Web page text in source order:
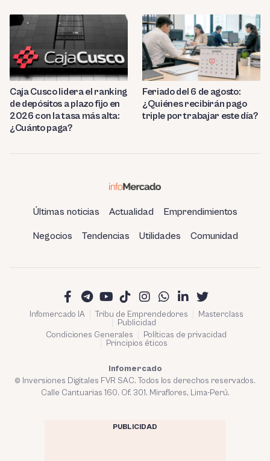
Caja Cusco lidera el ranking
de depósitos a plazo fijo en
2026 con la tasa más alta:
¿Cuánto paga?
Feriado del 6 de agosto:
¿Quiénes recibirán pago
triple por trabajar este día?
Últimas noticias Actualidad Emprendimientos
Negocios Tendencias Utilidades Comunidad
Infomercado IA Tribu de Emprendedores
Masterclass
Publicidad
Condiciones Generales
Políticas de privacidad
Principios éticos
Infomercado
© Inversiones Digitales FVR SAC. Todos los derechos reservados.
Calle Cantuarias 160. Of. 301. Miraflores, Lima-Perú.
PUBLICIDAD